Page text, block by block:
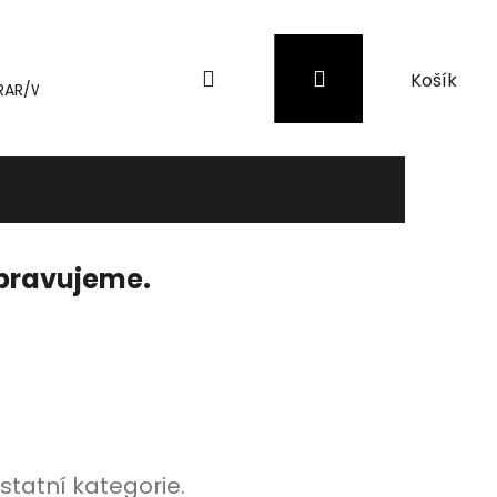
WinRAR Záložní zdroje (UPS) a přepěťové
PřihlášeníNákupní
košík
kategorie.